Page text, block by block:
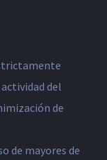
del
de
de mayores de